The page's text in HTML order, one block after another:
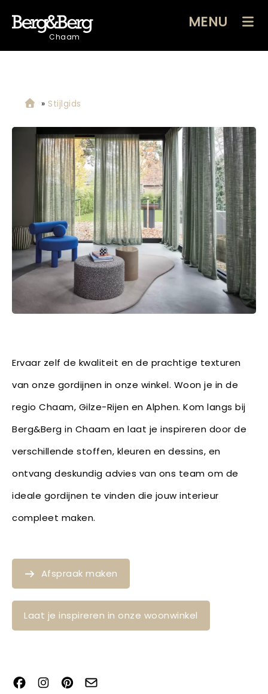
Chaam
MENU
» Stijlgids
Ervaar zelf de kwaliteit en de prachtige texturen
van onze gordijnen in onze winkel. Woon je in de
regio Chaam, Gilze-Rijen en Alphen. Kom langs bij
Berg&Berg in Chaam en laat je inspireren door de
verschillende stoffen, kleuren en dessins, en
ontvang deskundig advies van ons team om de
ideale gordijnen te vinden die jouw interieur
compleet maken.
Afspraak maken
Laat je inspireren in onze woonwinkel